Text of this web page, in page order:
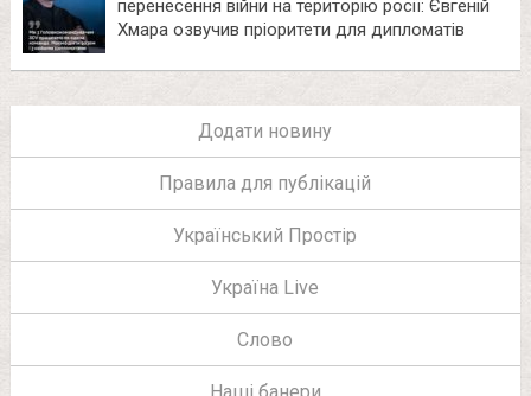
перенесення війни на територію росії: Євгеній
Хмара озвучив пріоритети для дипломатів
Додати новину
Правила для публікацій
Український Простір
Україна Live
Слово